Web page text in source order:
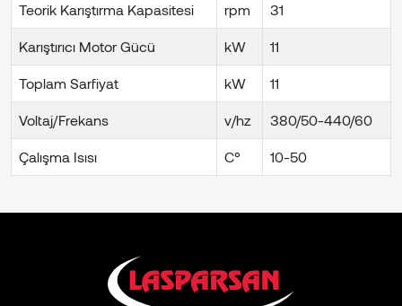
Teorik Karıştırma Kapasitesi rpm 31
Karıştırıcı Motor Gücü kW 11
Toplam Sarfiyat kW 11
Voltaj/Frekans v/hz 380/50-440/60
Çalışma Isısı C° 10-50